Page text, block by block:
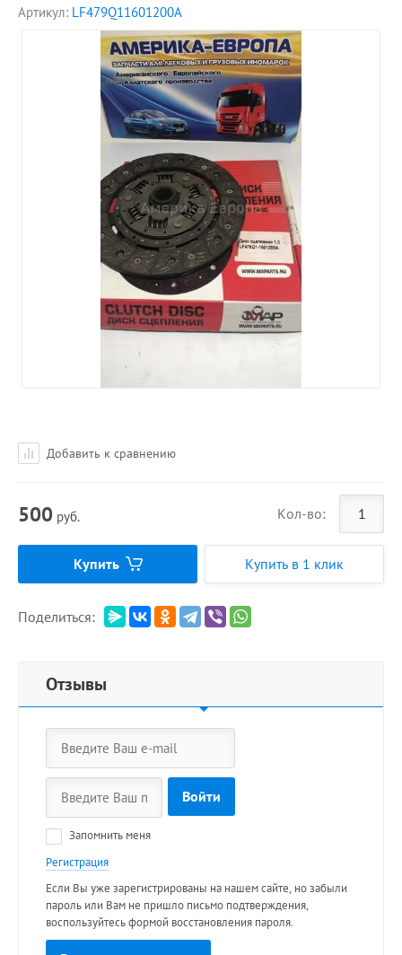
Артикул: LF479Q11601200A
Добавить к сравнению
500 руб. Кол-во:
Купить Купить в 1 клик
Поделиться:
Отзывы
Войти
Запомнить меня
Регистрация
Если Вы уже зарегистрированы на нашем сайте, но забыли
пароль или Вам не пришло письмо подтверждения,
воспользуйтесь формой восстановления пароля.